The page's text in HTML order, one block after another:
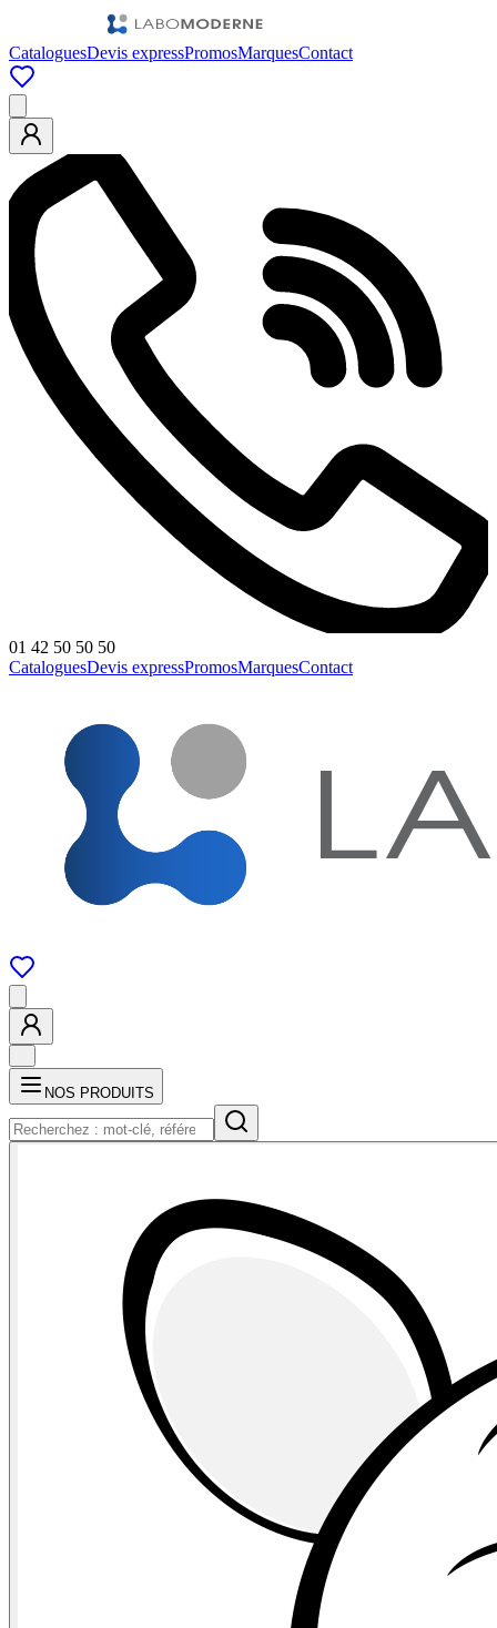
CataloguesDevis expressPromosMarquesContact
01 42 50 50 50
CataloguesDevis expressPromosMarquesContact
NOS PRODUITS